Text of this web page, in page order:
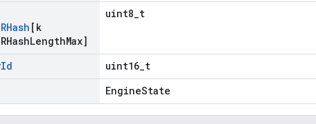
[k
LengthMax]
uint8_t
Id
uint16_t
EngineState